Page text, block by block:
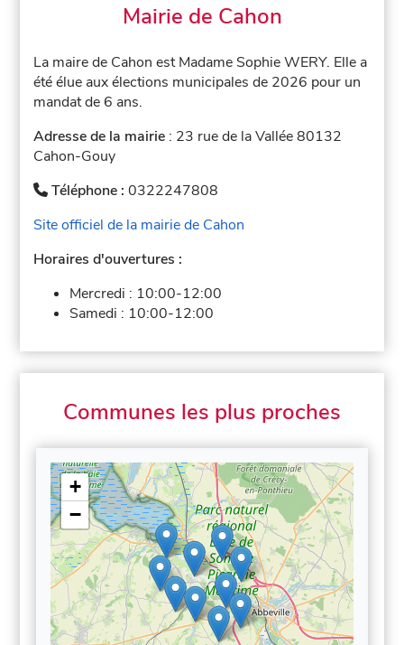
Mairie de Cahon
La maire de Cahon est Madame Sophie WERY. Elle a
été élue aux élections municipales de 2026 pour un
mandat de 6 ans.
Adresse de la mairie : 23 rue de la Vallée 80132
Cahon-Gouy
Téléphone :0322247808
Site officiel de la mairie de Cahon
Horaires d'ouvertures :
Mercredi : 10:00-12:00
Samedi : 10:00-12:00
Communes les plus proches
+
−